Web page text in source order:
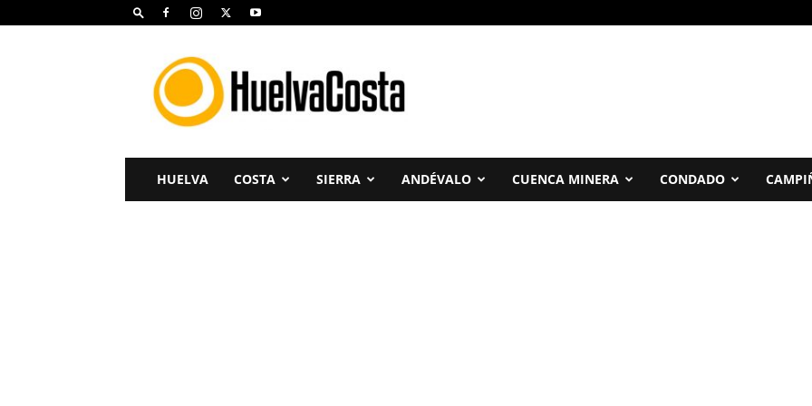
Huelva
Costa
HUELVA COSTA SIERRA ANDÉVALO CUENCA MINERA CONDADO